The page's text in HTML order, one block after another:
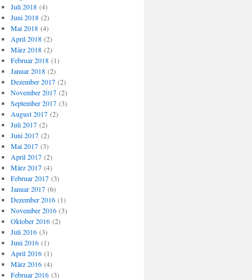
Juli 2018(4)
Juni 2018(2)
Mai 2018(4)
April 2018(2)
März 2018(2)
Februar 2018(1)
Januar 2018(2)
Dezember 2017(2)
November 2017(2)
September 2017(3)
August 2017(2)
Juli 2017(2)
Juni 2017(2)
Mai 2017(3)
April 2017(2)
März 2017(4)
Februar 2017(3)
Januar 2017(6)
Dezember 2016(1)
November 2016(3)
Oktober 2016(2)
Juli 2016(3)
Juni 2016(1)
April 2016(1)
März 2016(4)
Februar 2016(3)